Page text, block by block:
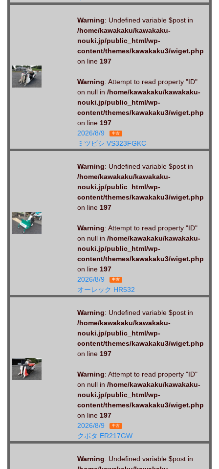
Warning: Undefined variable $post in
/home/kawakaku/kawakaku-
nouki.jp/public_html/wp-
content/themes/kawakaku3/wiget.php
on line 197
Warning: Attempt to read property "ID"
on null in /home/kawakaku/kawakaku-
nouki.jp/public_html/wp-
content/themes/kawakaku3/wiget.php
on line 197
2026/8/9
中古
ミツビシ VS323FGKC
Warning: Undefined variable $post in
/home/kawakaku/kawakaku-
nouki.jp/public_html/wp-
content/themes/kawakaku3/wiget.php
on line 197
Warning: Attempt to read property "ID"
on null in /home/kawakaku/kawakaku-
nouki.jp/public_html/wp-
content/themes/kawakaku3/wiget.php
on line 197
2026/8/9
中古
オーレック HR532
Warning: Undefined variable $post in
/home/kawakaku/kawakaku-
nouki.jp/public_html/wp-
content/themes/kawakaku3/wiget.php
on line 197
Warning: Attempt to read property "ID"
on null in /home/kawakaku/kawakaku-
nouki.jp/public_html/wp-
content/themes/kawakaku3/wiget.php
on line 197
2026/8/9
中古
クボタ ER217GW
Warning: Undefined variable $post in